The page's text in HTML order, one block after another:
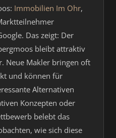
Immobilien Im Ohr,
Das zeigt: Der
bleibt attraktiv
Neue Makler bringen oft
und können für
Alternativen
Konzepten oder
belebt das
wie sich diese